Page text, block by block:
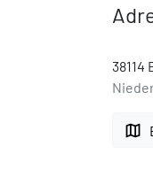
map